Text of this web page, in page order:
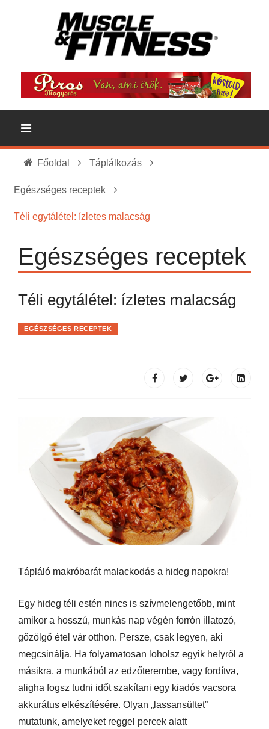
Főoldal Táplálkozás
Egészséges receptek
Téli egytálétel: ízletes malacság
Egészséges receptek
Téli egytálétel: ízletes malacság
EGÉSZSÉGES RECEPTEK
Tápláló makróbarát malackodás a hideg napokra!
Egy hideg téli estén nincs is szívmelengetőbb, mint
amikor a hosszú, munkás nap végén forrón illatozó,
gőzölgő étel vár otthon. Persze, csak legyen, aki
megcsinálja. Ha folyamatosan loholsz egyik helyről a
másikra, a munkából az edzőterembe, vagy fordítva,
aligha fogsz tudni időt szakítani egy kiadós vacsora
akkurátus elkészítésére. Olyan „lassansültet”
mutatunk, amelyeket reggel percek alatt